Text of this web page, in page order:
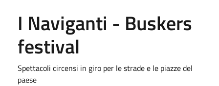
I Naviganti - Buskers
festival
Spettacoli circensi in giro per le strade e le piazze del
paese